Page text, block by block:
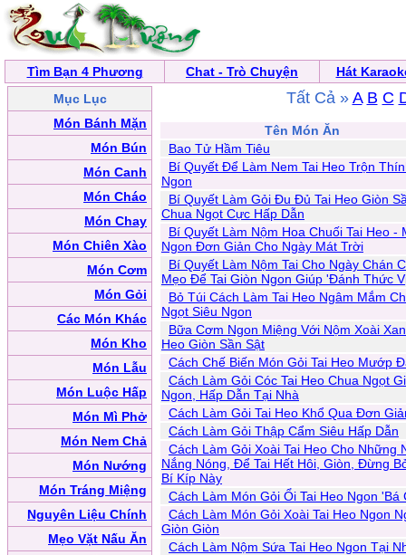
Tìm Bạn 4 Phương Chat - Trò Chuyện
Hát
Mục Lục
Món Bánh Mặn
Món Bún
Món Canh
Món Cháo
Món Chay
Món Chiên Xào
Món Cơm
Món Gỏi
Các Món Khác
Món Kho
Món Lẫu
Món Luộc Hấp
Món Mì Phở
Món Nem Chả
Món Nướng
Món Tráng Miệng
Nguyên Liệu Chính
Mẹo Vặt Nấu Ăn
Tất Cả » A B C
Tên Món Ăn
Bao Tử Hầm Tiêu
Bí Quyết Để Làm Nem Tai Heo Trộn
Ngon
Bí Quyết Làm Gỏi Đu Đủ Tai Heo Giòn
Chua Ngọt Cực Hấp Dẫn
Bí Quyết Làm Nộm Hoa Chuối Tai Heo -
Ngon Đơn Giản Cho Ngày Mát Trời
Bí Quyết Làm Nộm Tai Cho Ngày Chán
Mẹo Để Tai Giòn Ngon Giúp 'Đánh Thức
Bỏ Túi Cách Làm Tai Heo Ngâm Mắm
Ngọt Siêu Ngon
Bữa Cơm Ngon Miệng Với Nộm Xoài
Heo Giòn Sần Sật
Cách Chế Biến Món Gỏi Tai Heo Mướp
Cách Làm Gỏi Cóc Tai Heo Chua Ngọt
Ngon, Hấp Dẫn Tại Nhà
Cách Làm Gỏi Tai Heo Khổ Qua Đơn
Cách Làm Gỏi Thập Cẩm Siêu Hấp Dẫn
Cách Làm Gỏi Xoài Tai Heo Cho Những
Nắng Nóng, Để Tai Hết Hôi, Giòn, Đừng
Bí Kíp Này
Cách Làm Món Gỏi Ổi Tai Heo Ngon 'Bá
Cách Làm Món Gỏi Xoài Tai Heo Ngon
Giòn Giòn
Cách Làm Nộm Sứa Tai Heo Ngon Tại